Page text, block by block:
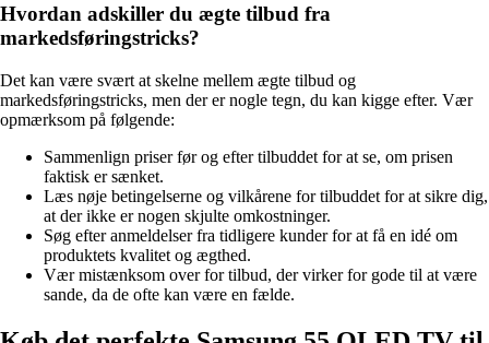
Hvordan adskiller du ægte tilbud fra
markedsføringstricks?
Det kan være svært at skelne mellem ægte tilbud og
markedsføringstricks, men der er nogle tegn, du kan kigge efter. Vær
opmærksom på følgende:
Sammenlign priser før og efter tilbuddet for at se, om prisen
faktisk er sænket.
Læs nøje betingelserne og vilkårene for tilbuddet for at sikre dig,
at der ikke er nogen skjulte omkostninger.
Søg efter anmeldelser fra tidligere kunder for at få en idé om
produktets kvalitet og ægthed.
Vær mistænksom over for tilbud, der virker for gode til at være
sande, da de ofte kan være en fælde.